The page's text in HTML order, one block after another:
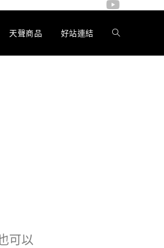
天聲商品 好站連結
可以